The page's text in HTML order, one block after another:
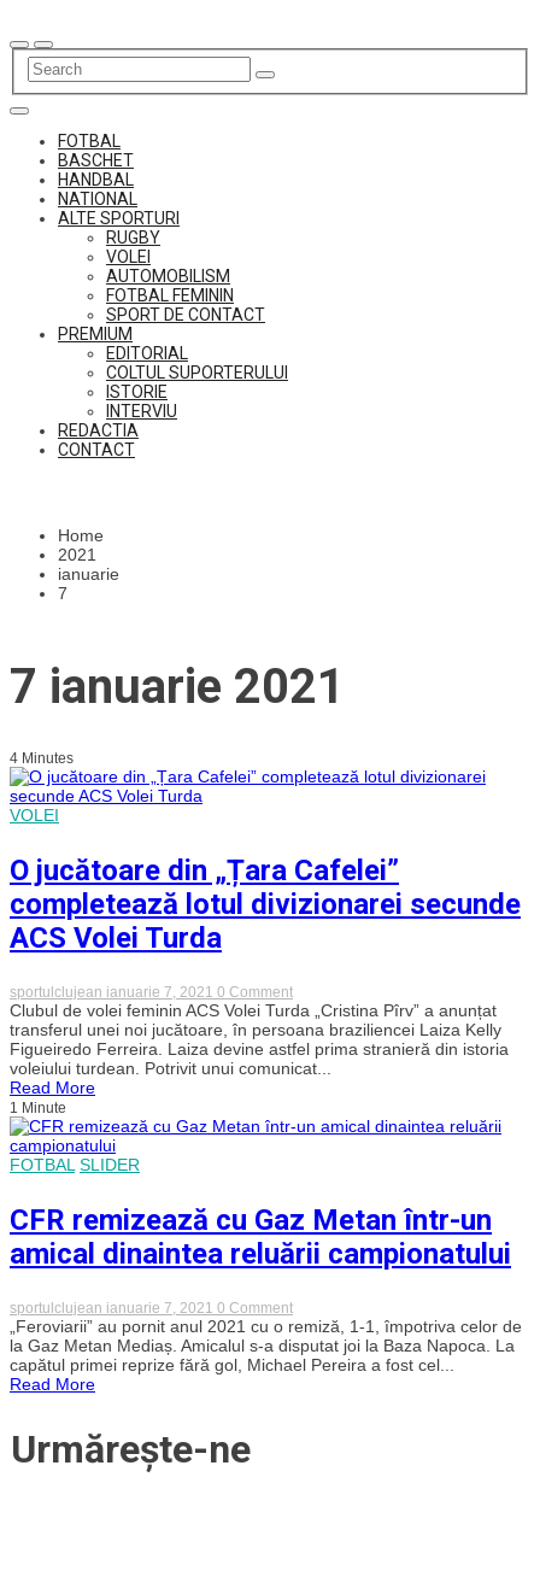
to
content
FOTBAL
BASCHET
HANDBAL
NATIONAL
ALTE SPORTURI
RUGBY
VOLEI
AUTOMOBILISM
FOTBAL FEMININ
SPORT DE CONTACT
PREMIUM
EDITORIAL
COLTUL SUPORTERULUI
ISTORIE
INTERVIU
REDACTIA
CONTACT
Home
2021
ianuarie
7
7 ianuarie 2021
4 Minutes
VOLEI
O jucătoare din „Țara Cafelei”
completează lotul divizionarei secunde
ACS Volei Turda
sportulclujean ianuarie 7, 2021 0 Commenton
O
jucătoare
din
„Țara
Cafelei”
divizionarei
Clubul de volei feminin ACS Volei Turda „Cristina Pîrv” a anunțat
transferul unei noi jucătoare, în persoana braziliencei Laiza Kelly
Figueiredo Ferreira. Laiza devine astfel prima stranieră din istoria
voleiului turdean. Potrivit unui comunicat...
Read More
1 Minute
FOTBAL SLIDER
CFR remizează cu Gaz Metan într-un
amical dinaintea reluării campionatului
sportulclujean ianuarie 7, 2021 0 Commenton
CFR
remizează
cu
Gaz
„Feroviarii” au pornit anul 2021 cu o remiză, 1-1, împotriva celor de
la Gaz Metan Mediaș. Amicalul s-a disputat joi la Baza Napoca. La
capătul primei reprize fără gol, Michael Pereira a fost cel...
Read More
Urmărește-ne